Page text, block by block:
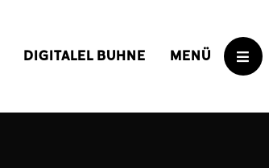
DIGITALEL BUHNE MENÜ